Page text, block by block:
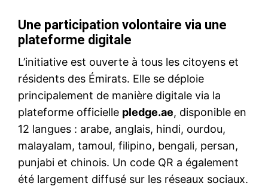
Une participation volontaire via une
plateforme digitale
L’initiative est ouverte à tous les citoyens et
résidents des Émirats. Elle se déploie
principalement de manière digitale via la
plateforme officielle pledge.ae, disponible en
12 langues : arabe, anglais, hindi, ourdou,
malayalam, tamoul, filipino, bengali, persan,
punjabi et chinois. Un code QR a également
été largement diffusé sur les réseaux sociaux.